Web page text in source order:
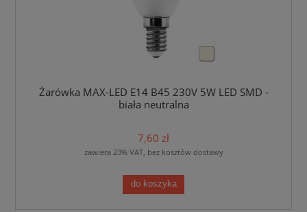
Żarówka MAX-LED E14 B45 230V 5W LED SMD -
biała neutralna
7,60 zł
zawiera 23% VAT, bez kosztów dostawy
do koszyka